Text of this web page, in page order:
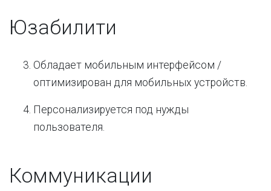
Юзабилити
Обладает мобильным интерфейсом /
оптимизирован для мобильных устройств.
Персонализируется под нужды
пользователя.
Коммуникации